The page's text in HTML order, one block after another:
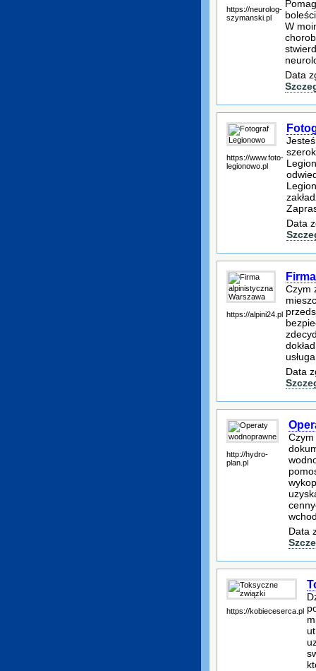
https://neurolog-
szymanski.pl
W
Data
https://www.foto-
legionowo.pl
Data
https://alpini24.pl
Czym
Data
http://hydro-
plan.pl
Czym
Data
https://kobieceserca.pl